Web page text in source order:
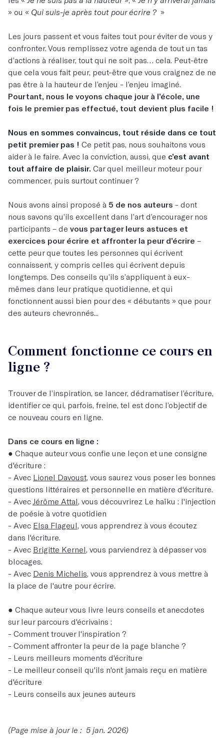
» ou « Qui suis-je après tout pour écrire ? »
Les jours passent et vous faites tout pour éviter de vous y
confronter. Vous remplissez votre agenda de tout un tas
d’actions à réaliser, tout qui ne soit pas… cela. Peut-être
que cela vous fait peur, peut-être que vous craignez de ne
pas être à la hauteur de l’enjeu - l’enjeu imaginé.
Pourtant, nous le voyons chaque jour à l’école, une
fois le premier pas effectué, tout devient plus facile !
Nous en sommes convaincus, tout réside dans ce tout
petit premier pas ! Ce petit pas, nous souhaitons vous
aider à le faire. Avec la conviction, aussi, que c’est avant
tout affaire de plaisir. Car quel meilleur moteur pour
commencer, puis surtout continuer ?
Nous avons ainsi proposé à 5 de nos auteurs - dont
nous savons qu’ils excellent dans l’art d’encourager nos
participants – de vous partager leurs astuces et
exercices pour écrire et affronter la peur d’écrire –
cette peur que toutes les personnes qui écrivent
connaissent, y compris celles qui écrivent depuis
longtemps. Des conseils qu’ils s’appliquent à eux-
mêmes dans leur pratique quotidienne, et qui
fonctionnent aussi bien pour des « débutants » que pour
des auteurs chevronnés...
Comment fonctionne ce cours en
ligne ?
Trouver de l’inspiration, se lancer, dédramatiser l’écriture,
identifier ce qui, parfois, freine, tel est donc l’objectif de
ce nouveau cours en ligne.
Dans ce cours en ligne :
● Chaque auteur vous confie une leçon et une consigne
d'écriture :
- Avec Lionel Davoust, vous saurez vous poser les bonnes
questions littéraires et personnelle en matière d'écriture.
- Avec Jérôme Attal, vous découvrirez Le haïku : l'injection
de poésie à votre quotidien
- Avec Elsa Flageul, vous apprendrez à vous écoutez
dans l'écriture.
- Avec Brigitte Kernel, vous parviendrez à dépasser vos
blocages.
- Avec Denis Michelis, vous apprendrez à vous mettre à
la place de l'autre pour écrire.
● Chaque auteur vous livre leurs conseils et anecdotes
sur leur parcours d'écrivains :
- Comment trouver l'inspiration ?
- Comment affronter la peur de la page blanche ?
- Leurs meilleurs moments d'écriture
- Le meilleur conseil qu'ils n'ont jamais reçu en matière
d'écriture
- Leurs conseils aux jeunes auteurs
(Page mise à jour le : 5 jan. 2026)